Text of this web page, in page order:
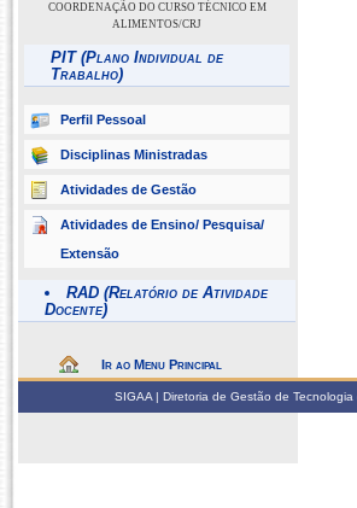
COORDENAÇÃO DO CURSO TÉCNICO EM
ALIMENTOS/CRJ
PIT (Plano Individual de
Trabalho)
Perfil Pessoal
Disciplinas Ministradas
Atividades de Gestão
Atividades de Ensino/ Pesquisa/
Extensão
RAD (Relatório de Atividade
Docente)
Ir ao Menu Principal
SIGAA | Diretoria de Gestão de